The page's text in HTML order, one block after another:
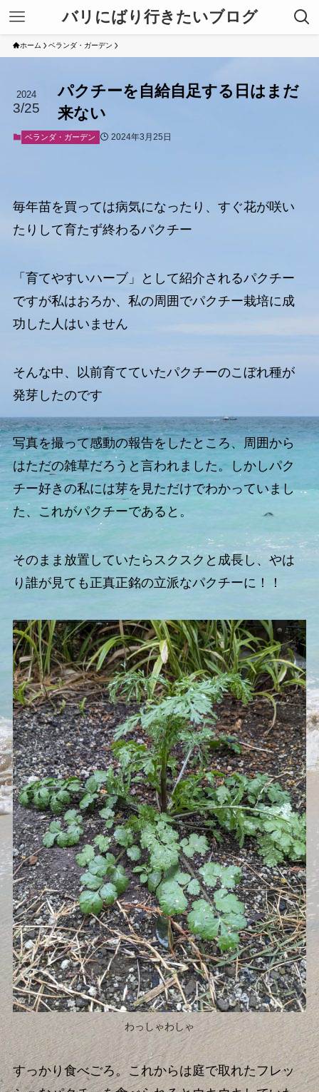
バリにばり行きたいブログ
ホーム ベランダ・ガーデン
パクチーを自給自足する日はまだ
来ない
2024
3/25
ベランダ・ガーデン 2024年3月25日
毎年苗を買っては病気になったり、すぐ花が咲い
たりして育たず終わるパクチー
「育てやすいハーブ」として紹介されるパクチー
ですが私はおろか、私の周囲でパクチー栽培に成
功した人はいません
そんな中、以前育てていたパクチーのこぼれ種が
発芽したのです
写真を撮って感動の報告をしたところ、周囲から
はただの雑草だろうと言われました。しかしパク
チー好きの私には芽を見ただけでわかっていまし
た、これがパクチーであると。
そのまま放置していたらスクスクと成長し、やは
り誰が見ても正真正銘の立派なパクチーに！！
わっしゃわしゃ
すっかり食べごろ。これからは庭で取れたフレッ